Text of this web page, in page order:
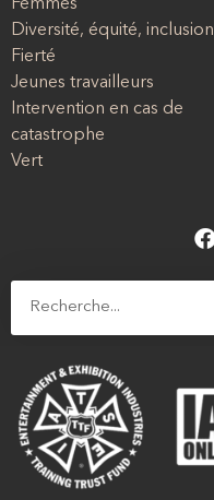
Femmes
Diversité, équité, inclusion
Fierté
Jeunes travailleurs
Intervention en cas de
catastrophe
Vert